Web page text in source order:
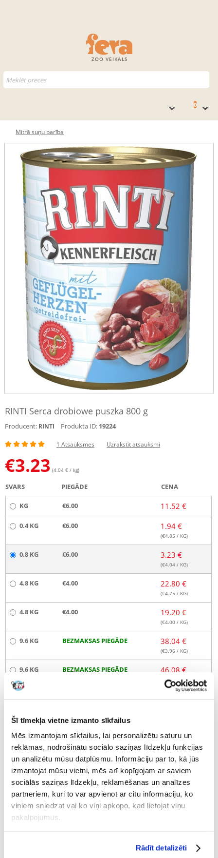
Šī tīmekļa vietne izmanto sīkfailus
Mēs izmantojam sīkfailus, lai personalizētu saturu un
reklāmas, nodrošinātu sociālo saziņas līdzekļu funkcijas
un analizētu mūsu datplūsmu. Informāciju par to, kā jūs
izmantojat mūsu vietni, mēs arī kopīgojam ar saviem
sociālās saziņas līdzekļu, reklamēšanas un analīzes
partneriem, kuri to var apvienot ar citu informāciju, ko
viņiem sniedzat vai ko viņi apkopo, kad lietojat viņu
pakalpojumus.
Rādīt detalizēti
ZOO VEIKALS
0
Mitrā suņu barība
RINTI Serca drobiowe puszka 800 g
Producent: RINTI Produkta ID: 19224
1 Atsauksmes Uzrakstīt atsauksmi
€3.23 (4.04 € / kg)
SVARS PIEGĀDE CENA
KG €6.00 11.52 €
0.4 KG €6.00 1.94 €
(€4.85 / KG)
0.8 KG €6.00 3.23 €
(€4.04 / KG)
4.8 KG €4.00 22.80 €
(€4.75 / KG)
4.8 KG €4.00 19.20 €
(€4.00 / KG)
9.6 KG BEZMAKSAS PIEGĀDE 38.04 €
(€3.96 / KG)
9.6 KG BEZMAKSAS PIEGĀDE 46.08 €
(€4.80 / KG)
Mūsu klienta fotogrāfijas
1 ATSAUKSMES
5 z 5
100%